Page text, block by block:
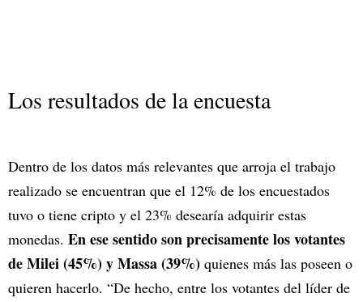
Los resultados de la encuesta
Dentro de los datos más relevantes que arroja el trabajo
realizado se encuentran que el 12% de los encuestados
tuvo o tiene cripto y el 23% desearía adquirir estas
monedas. En ese sentido son precisamente los votantes
de Milei (45%) y Massa (39%) quienes más las poseen o
quieren hacerlo. “De hecho, entre los votantes del líder de